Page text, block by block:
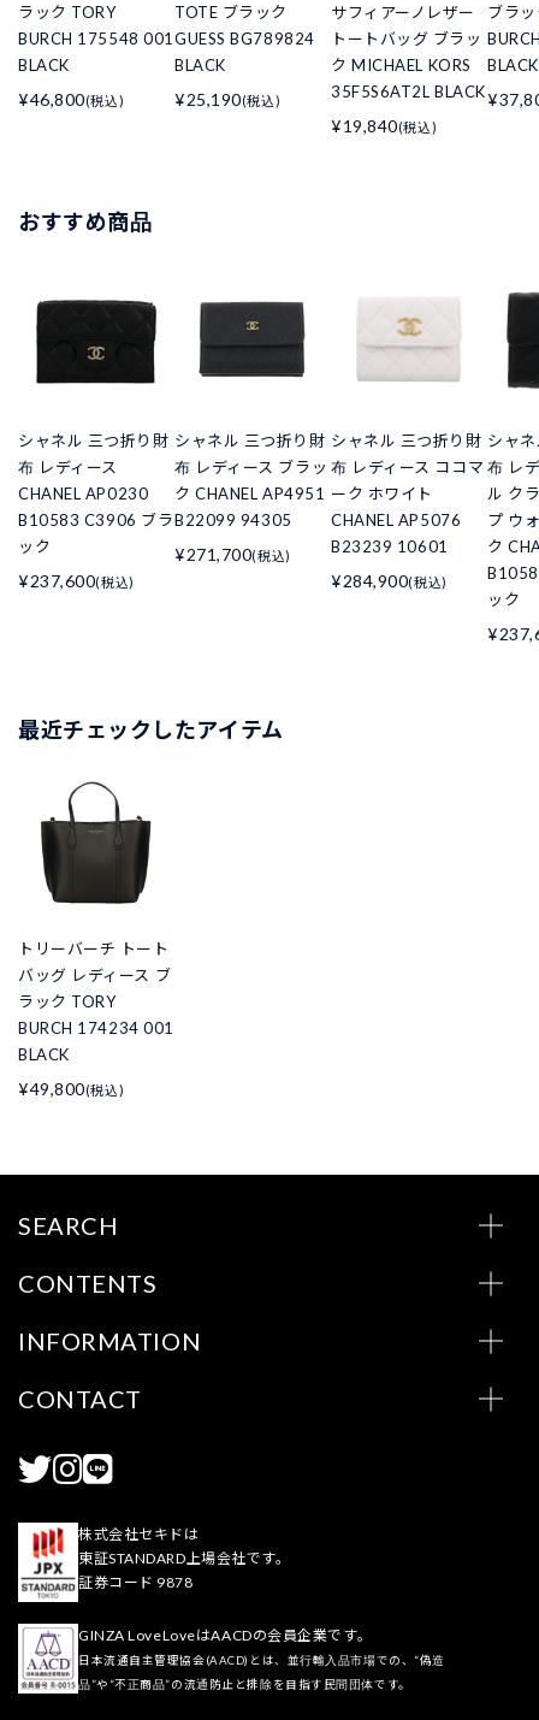
ラック TORY
BURCH 175548 001
BLACK
¥46,800(税込)
TOTE ブラック
GUESS BG789824
BLACK
¥25,190(税込)
サフィアーノレザー
トートバッグ ブラッ
ク MICHAEL KORS
35F5S6AT2L BLACK
¥19,840(税込)
ブラ
BLACK
おすすめ商品
シャネル 三つ折り財
布 レディース
CHANEL AP0230
B10583 C3906 ブラ
ック
¥237,600(税込)
シャネル 三つ折り財
布 レディース ブラッ
ク CHANEL AP4951
B22099 94305
¥271,700(税込)
シャネル 三つ折り財
布 レディース ココマ
ーク ホワイト
CHANEL AP5076
B23239 10601
¥284,900(税込)
シャ
布 レ
ル ク
プ ウ
ク
ック
最近チェックしたアイテム
トリーバーチ トート
バッグ レディース ブ
ラック TORY
BURCH 174234 001
BLACK
¥49,800(税込)
SEARCH
CONTENTS
INFORMATION
CONTACT
株式会社セキドは
東証STANDARD上場会社です。
証券コード 9878
GINZA LoveLoveはAACDの会員企業です。
日本流通自主管理協会(AACD)とは、並行輸入品市場での、“偽造
品”や“不正商品”の流通防止と排除を目指す民間団体です。